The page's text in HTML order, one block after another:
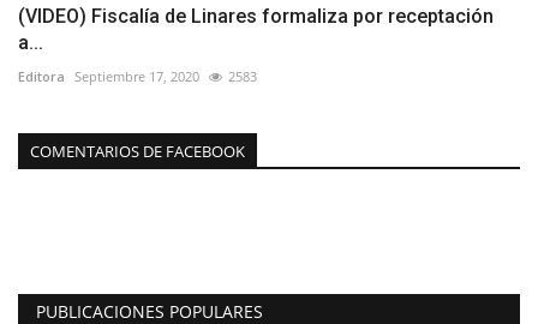
(VIDEO) Fiscalía de Linares formaliza por receptación
a...
Editora Septiembre 17, 2020 2583
COMENTARIOS DE FACEBOOK
PUBLICACIONES POPULARES